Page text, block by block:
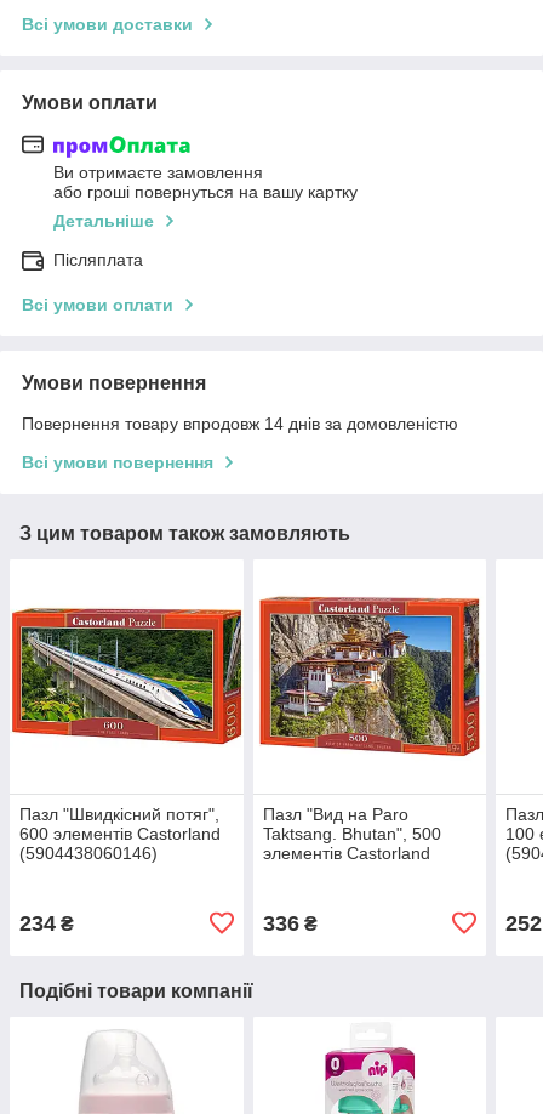
Всі умови доставки
Умови оплати
Ви отримаєте замовлення
або гроші повернуться на вашу картку
Детальніше
Післяплата
Всі умови оплати
Умови повернення
Повернення товару впродовж 14 днів за домовленістю
Всі умови повернення
З цим товаром також замовляють
Пазл "Швидкісний потяг",
600 элементів Castorland
(5904438060146)
234 ₴
Пазл "Вид на Paro
Taktsang. Bhutan", 500
элементів Castorland
336₴
100
252
Подібні товари компанії